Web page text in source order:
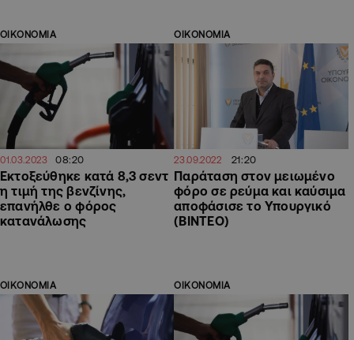
ΟΙΚΟΝΟΜΙΑ
01.03.2023 08:20
Εκτοξεύθηκε κατά 8,3 σεντ
η τιμή της βενζίνης,
επανήλθε ο φόρος
κατανάλωσης
ΟΙΚΟΝΟΜΙΑ
23.09.2022 21:20
Παράταση στον μειωμένο
φόρο σε ρεύμα και καύσιμα
αποφάσισε το Υπουργικό
(ΒΙΝΤΕΟ)
ΟΙΚΟΝΟΜΙΑ ΟΙΚΟΝΟΜΙΑ